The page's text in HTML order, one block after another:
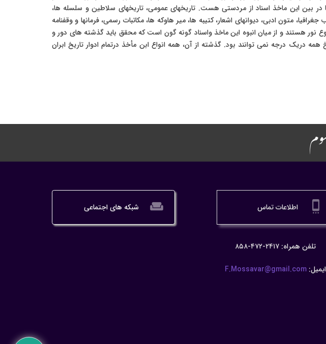
در بین این ماخذ اسناد از مردستی هست. تاریخهای عمومی، تاریخهای سلاطین و سلسله ها،
متون ادبی، دیوانهای اشعار، کتیبه ها، میر هاوکه ها، مکاتبات رسمی، فرمانها و وقفنامه
هستند و از میان انبوه این ماخذ واسناد گونه گون است که محقق باید گذشته های دور و
دریک درجه نمی توانند بود. گذشته از آن، همه انواع ابن مأخذ درتمام ادوار تاریخ ابران
settings_cell اطلاعات تماس
تلفن همراه: ۲۴۱۷-۴۷۲-۸۵۸
ایمیل:F.Mossavar@gmail.com
weekend شبکه های اجتماعی